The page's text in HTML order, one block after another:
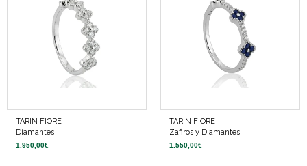
Diamantes
1.950,00€
Zafiros y Diamantes
1.550,00€